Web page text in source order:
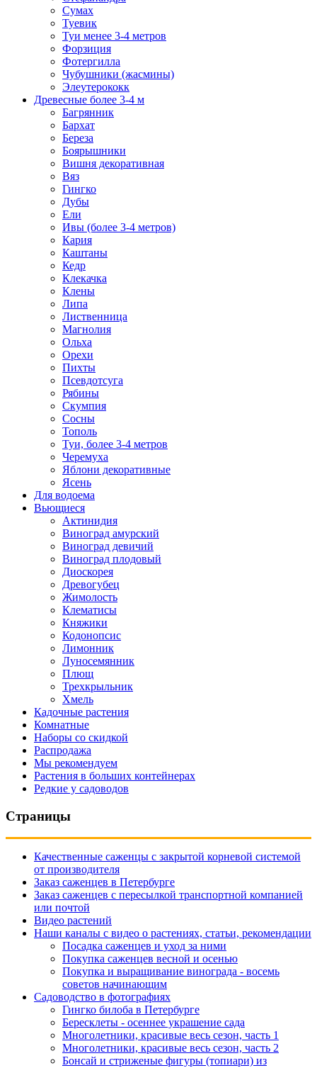
Сумах
Туевик
Туи менее 3-4 метров
Форзиция
Фотергилла
Чубушники (жасмины)
Элеутерококк
Древесные более 3-4 м
Багрянник
Бархат
Береза
Боярышники
Вишня декоративная
Вяз
Гингко
Дубы
Ели
Ивы (более 3-4 метров)
Кария
Каштаны
Кедр
Клекачка
Клены
Липа
Лиственница
Магнолия
Ольха
Орехи
Пихты
Псевдотсуга
Рябины
Скумпия
Сосны
Тополь
Туи, более 3-4 метров
Черемуха
Яблони декоративные
Ясень
Для водоема
Вьющиеся
Актинидия
Виноград амурский
Виноград девичий
Виноград плодовый
Диоскорея
Древогубец
Жимолость
Клематисы
Княжики
Кодонопсис
Лимонник
Луносемянник
Плющ
Трехкрыльник
Хмель
Кадочные растения
Комнатные
Наборы со скидкой
Распродажа
Мы рекомендуем
Растения в больших контейнерах
Редкие у садоводов
Страницы
Качественные саженцы с закрытой корневой системой
от производителя
Заказ саженцев в Петербурге
Заказ саженцев с пересылкой транспортной компанией
или почтой
Видео растений
Наши каналы с видео о растениях, статьи, рекомендации
Посадка саженцев и уход за ними
Покупка саженцев весной и осенью
Покупка и выращивание винограда - восемь
советов начинающим
Садоводство в фотографиях
Гингко билоба в Петербурге
Бересклеты - осеннее украшение сада
Многолетники, красивые весь сезон, часть 1
Многолетники, красивые весь сезон, часть 2
Бонсай и стриженые фигуры (топиари) из